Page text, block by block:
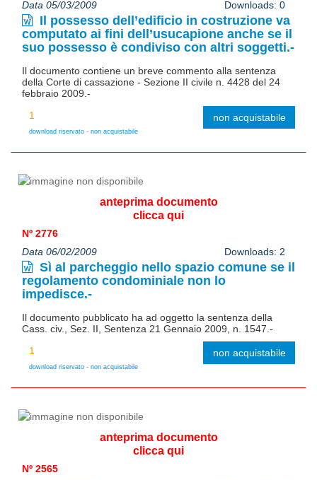
Data 05/03/2009 Downloads: 0
Il possesso dell’edificio in costruzione va
computato ai fini dell’usucapione anche se il
suo possesso è condiviso con altri soggetti.-
Il documento contiene un breve commento alla sentenza
della Corte di cassazione - Sezione II civile n. 4428 del 24
febbraio 2009.-
download riservato - non acquistabile
non acquistabile
anteprima documento
clicca qui
Nº 2776
Data 06/02/2009
Downloads: 2
Sì al parcheggio nello spazio comune se il
regolamento condominiale non lo
impedisce.-
Il documento pubblicato ha ad oggetto la sentenza della
Cass. civ., Sez. II, Sentenza 21 Gennaio 2009, n. 1547.-
download riservato - non acquistabile
non acquistabile
anteprima documento
clicca qui
Nº 2565